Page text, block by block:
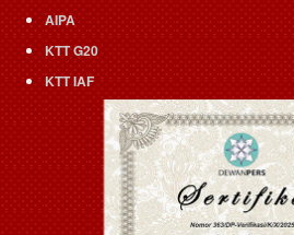
AIPA
KTT G20
KTT IAF